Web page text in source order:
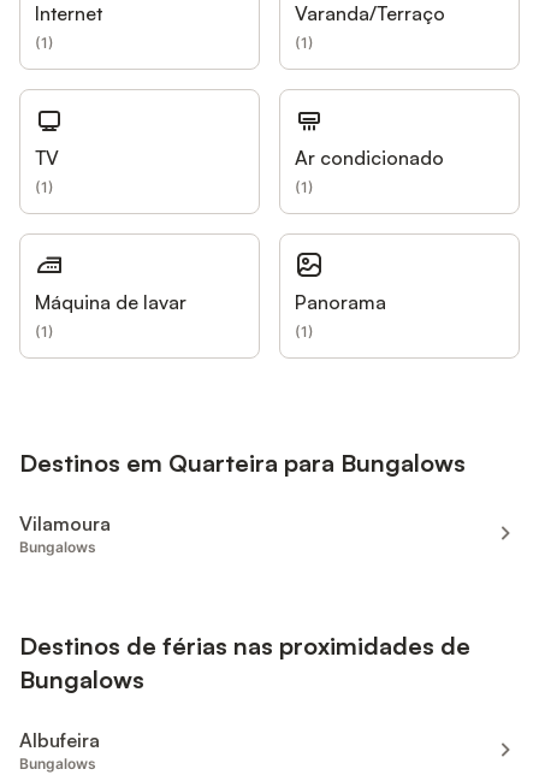
Internet
(1)
Varanda/Terraço
(1)
TV
(1)
Ar condicionado
(1)
Máquina de lavar
(1)
Panorama
(1)
Destinos em Quarteira para Bungalows
Vilamoura
Bungalows
Destinos de férias nas proximidades de
Bungalows
Albufeira
Bungalows